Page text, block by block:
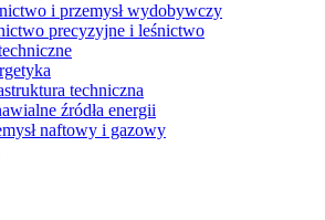
i przemysł wydobywczy
precyzyjne i leśnictwo
techniczna
źródła energii
naftowy i gazowy